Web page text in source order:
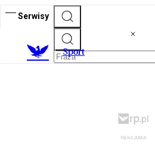
Serwisy
Sport